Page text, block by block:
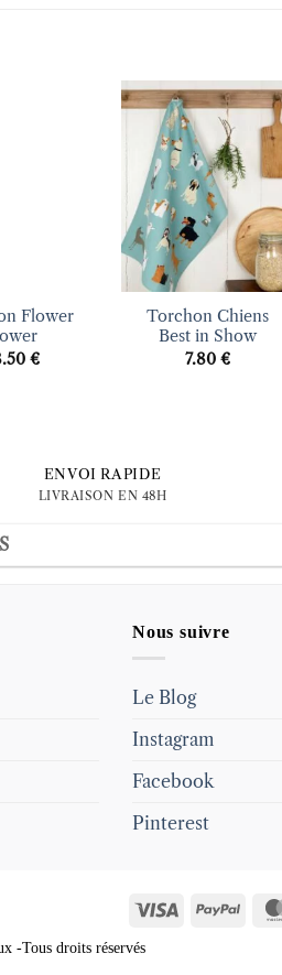
Flower
€
Ajouter
à la liste
d’envies
Torchon Chiens
Best in Show
7.80€
ENVOI RAPIDE
LIVRAISON EN 48H
Nous suivre
Le Blog
Instagram
Facebook
Pinterest
Visa
-Tous droits réservés